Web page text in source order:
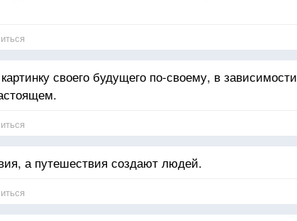
своего будущего по-своему, в зависимости
а путешествия создают людей.